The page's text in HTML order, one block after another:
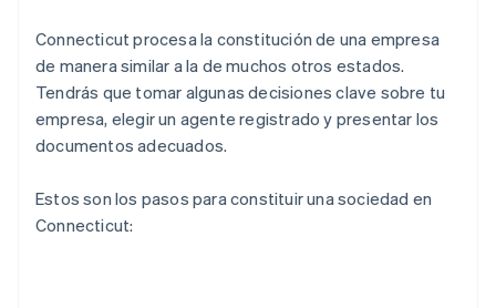
Connecticut procesa la constitución de una empresa
de manera similar a la de muchos otros estados.
Tendrás que tomar algunas decisiones clave sobre tu
empresa, elegir un agente registrado y presentar los
documentos adecuados.
Estos son los pasos para constituir una sociedad en
Connecticut: